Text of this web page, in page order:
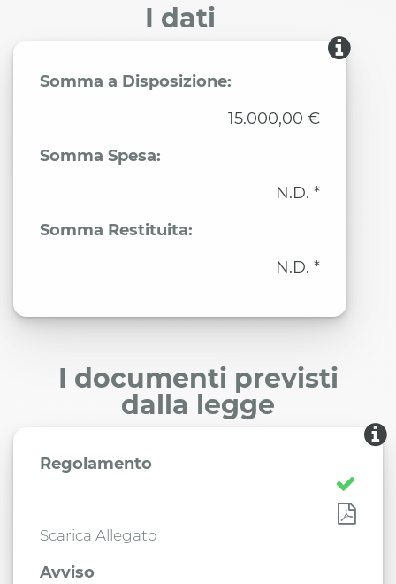
I dati
Somma a Disposizione:
15.000,00 €
Somma Spesa:
N.D. *
Somma Restituita:
N.D. *
I documenti previsti
dalla legge
Regolamento
Scarica Allegato
Avviso